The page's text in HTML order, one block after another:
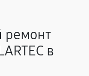
ремонт
в